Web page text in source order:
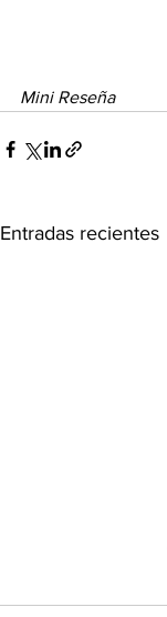
Mini Reseña
Entradas recientes